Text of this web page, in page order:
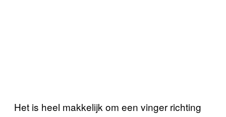
Het is heel makkelijk om een vinger richting